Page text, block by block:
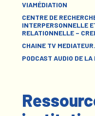
VIAMÉDIATION
CENTRE DE
INTERPERSONNELLE
RELATIONNELLE –
CHAINE TV
PODCAST AUDIO DE